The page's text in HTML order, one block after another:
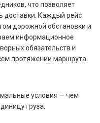
что позволяет
доставки. Каждый рейс
дорожной обстановки и
информационное
обязательств и
протяжении маршрута.
условия — чем
груза.